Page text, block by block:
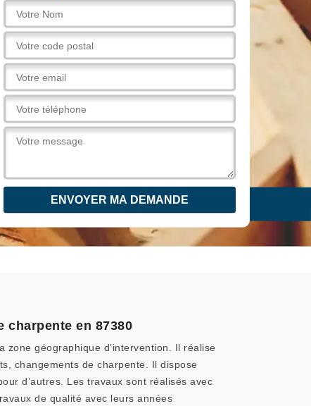
charpente en 87380
géographique d’intervention. Il réalise
changements de charpente. Il dispose
d’autres. Les travaux sont réalisés avec
de qualité avec leurs années